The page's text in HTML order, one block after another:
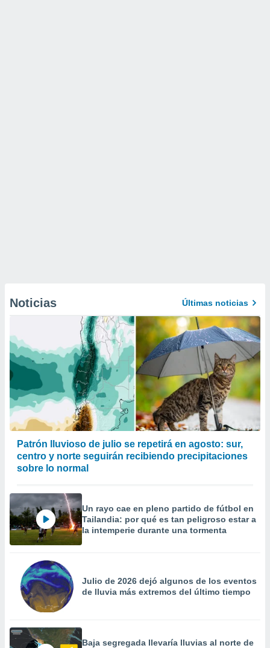
Noticias Últimas noticias
Patrón lluvioso de julio se repetirá en agosto: sur,
centro y norte seguirán recibiendo precipitaciones
sobre lo normal
Un rayo cae en pleno partido de fútbol en
Tailandia: por qué es tan peligroso estar a
la intemperie durante una tormenta
Julio de 2026 dejó algunos de los eventos
de lluvia más extremos del último tiempo
Baja segregada llevaría lluvias al norte de